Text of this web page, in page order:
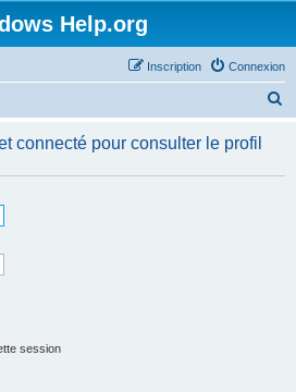
Help.org
Connexion
Inscription
h
connecté pour consulter le profil
session